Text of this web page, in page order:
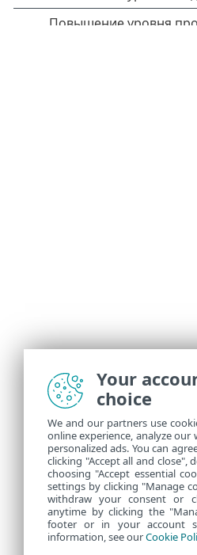
Your
choice
We and our partners use
online experience, analyze
personalized ads. You can
clicking "Accept all and close",
choosing "Accept essential
settings by clicking "Manage
withdraw your consent or
anytime by clicking the
footer or in your account
information, see ourCookie